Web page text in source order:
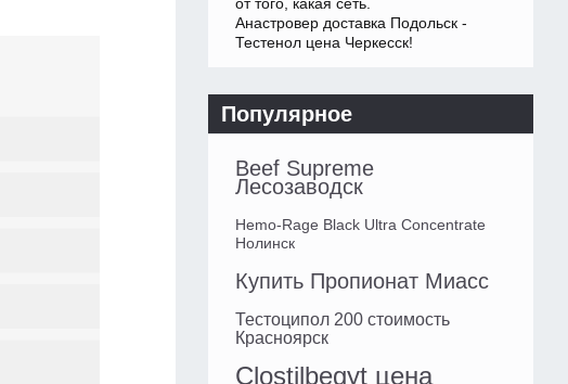
от того, какая сеть.
Анастровер доставка Подольск -
Тестенол цена Черкесск!
Популярное
Beef Supreme
Лесозаводск
Hemo-Rage Black Ultra Concentrate
Нолинск
Купить Пропионат Миасс
Тестоципол 200 стоимость
Красноярск
Clostilbegyt цена